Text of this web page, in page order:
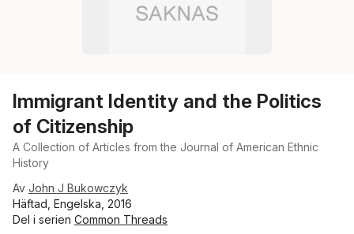
Immigrant Identity and the Politics
of Citizenship
A Collection of Articles from the Journal of American Ethnic
History
Av John J Bukowczyk
Häftad, Engelska, 2016
Del i serien Common Threads